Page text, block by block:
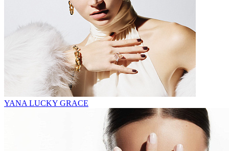
YANA LUCKY GRACE